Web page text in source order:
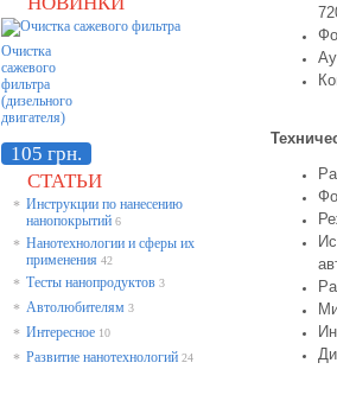
Очистка
сажевого
фильтра
(дизельного
двигателя)
105 грн.
СТАТЬИ
* Инструкции по нанесению
нанопокрытий 6
* Нанотехнологии и сферы их
применения 42
* Тесты нанопродуктов 3
* Автолюбителям 3
* Интересное 10
* Развитие нанотехнологий 24